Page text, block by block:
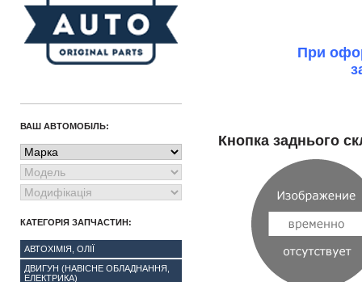
При
Кнопка заднього
ВАШ АВТОМОБІЛЬ:
КАТЕГОРІЯ ЗАПЧАСТИН:
АВТОХІМІЯ, ОЛІЇ
ДВИГУН (НАВІСНЕ ОБЛАДНАННЯ,
ЕЛЕКТРИКА)